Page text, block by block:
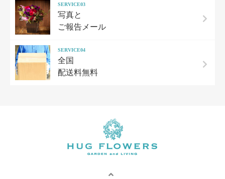
SERVICE03
写真と
ご報告メール
SERVICE04
全国
配送料無料